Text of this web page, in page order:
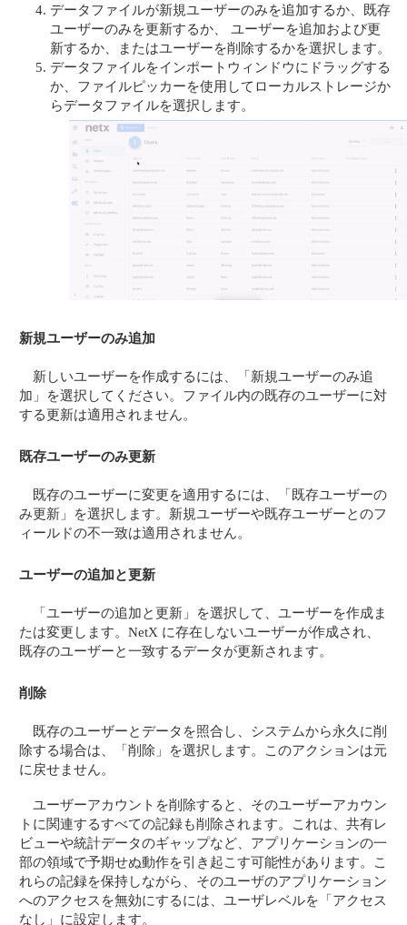
データファイルが新規ユーザーのみを追加するか、既存
ユーザーのみを更新するか、 ユーザーを追加および更
新するか、またはユーザーを削除するかを選択します。
データファイルをインポートウィンドウにドラッグする
か、ファイルピッカーを使用してローカルストレージか
らデータファイルを選択します。
新規ユーザーのみ追加
新しいユーザーを作成するには、「新規ユーザーのみ追
加」を選択してください。ファイル内の既存のユーザーに対
する更新は適用されません。
既存ユーザーのみ更新
既存のユーザーに変更を適用するには、「既存ユーザーの
み更新」を選択します。新規ユーザーや既存ユーザーとのフ
ィールドの不一致は適用されません。
ユーザーの追加と更新
「ユーザーの追加と更新」を選択して、ユーザーを作成ま
たは変更します。NetX に存在しないユーザーが作成され、
既存のユーザーと一致するデータが更新されます。
削除
既存のユーザーとデータを照合し、システムから永久に削
除する場合は、「削除」を選択します。このアクションは元
に戻せません。
ユーザーアカウントを削除すると、そのユーザーアカウン
トに関連するすべての記録も削除されます。これは、共有レ
ビューや統計データのギャップなど、アプリケーションの一
部の領域で予期せぬ動作を引き起こす可能性があります。こ
れらの記録を保持しながら、そのユーザのアプリケーション
へのアクセスを無効にするには、ユーザレベルを「アクセス
なし」に設定します。